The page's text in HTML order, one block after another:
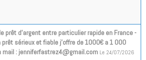
prêt d'argent entre particulier rapide en France -
prêt sérieux et fiable j'offre de 1000€ a 1 000
: jenniferfastrez4@gmail.com Le 24/07/2026